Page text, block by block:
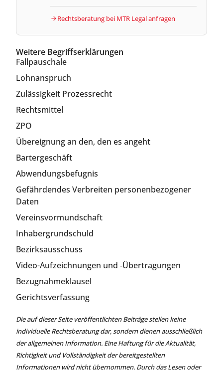
Rechtsberatung bei MTR Legal anfragen
Weitere Begriffserklärungen
Fallpauschale
Lohnanspruch
Zulässigkeit Prozessrecht
Rechtsmittel
ZPO
Übereignung an den, den es angeht
Bartergeschäft
Abwendungsbefugnis
Gefährdendes Verbreiten personenbezogener
Daten
Vereinsvormundschaft
Inhabergrundschuld
Bezirksausschuss
Video-Aufzeichnungen und ‑Übertragungen
Bezugnahmeklausel
Gerichtsverfassung
Die auf dieser Seite veröffentlichten Beiträge stellen keine
individuelle Rechtsberatung dar, sondern dienen ausschließlich
der allgemeinen Information. Eine Haftung für die Aktualität,
Richtigkeit und Vollständigkeit der bereitgestellten
Informationen wird nicht übernommen. Durch das Lesen oder